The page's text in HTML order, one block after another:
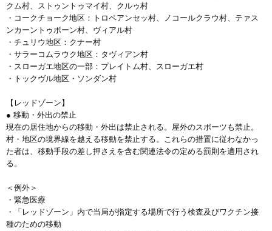
クム村、ストゥントゥマイ村、クルゥ村
・コークチョーク地区：トロペアンセッ村、ノコールクラウ村、テァス
ンカーントゥボーン村、ヴィアル村
・チュリウ地区：クナー村
・サラーコムラウク地区：タヴィアン村
・スローガエ地区の一部：プレイトム村、スローガエ村
・トックヴル地区・ソンダン村
【レッドゾーン】
● 移動・外出の禁止
現在の居住地からの移動・外出は禁止される。屋外のスポーツも禁止。
村・地区の境界線を越える移動を禁止する。これらの措置に従わなかっ
た者は、移動手段の差し押さえを含む関連法令の定める罰則を適用され
る。
＜例外＞
・緊急医療
・「レッドゾーン」内で当局が指定する場所で行う検査及びワクチン接
種のための移動